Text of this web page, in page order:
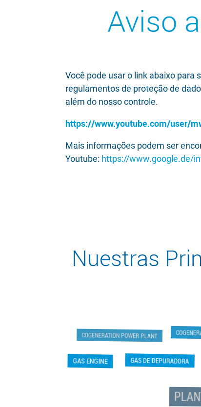
Aviso
Você pode usar o link abaixo para
regulamentos de proteção de
além do nosso controle.
https://www.youtube.com/user/
Mais informações podem ser
Youtube: https://www.google.de/
Nuestras
COGENERATION POWER PLANT
GAS ENGINE GAS DE DEPURADORA